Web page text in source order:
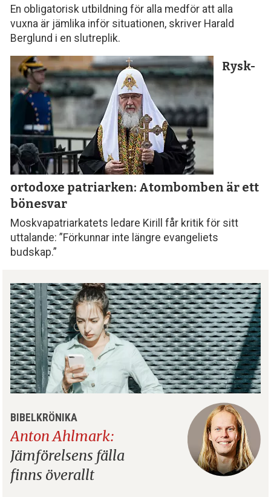
En obligatorisk utbildning för alla medför att alla
vuxna är jämlika inför situationen, skriver Harald
Berglund i en slutreplik.
Rysk-
ortodoxe patriarken: Atombomben är ett
bönesvar
Moskvapatriarkatets ledare Kirill får kritik för sitt
uttalande: ”Förkunnar inte längre evangeliets
budskap.”
BIBELKRÖNIKA
Anton Ahlmark:
Jämförelsens fälla
finns överallt